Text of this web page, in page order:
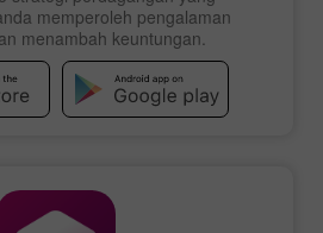
memperoleh pengalaman
menambah keuntungan.